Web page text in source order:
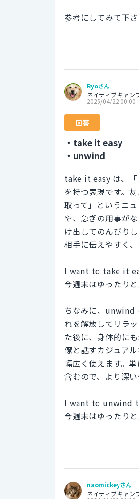
参考にしてみて下さ
Ryoさん
ネイティブキャン
2025/04/22 00:00
回答
・take it easy
・unwind
take it easy は、「
を持つ表現です。
取って」というニ
や、急ぎの用事が
け出してのんびり
相手に伝えやすく
I want to take it
今週末はゆったりと
ちなみに、unwind
れを解放してリラ
た後に、身体的に
僚と話すカジュア
幅広く使えます。
含むので、より深
I want to unwind
今週末はゆったりと
naomickeyさん
ネイティブキャン